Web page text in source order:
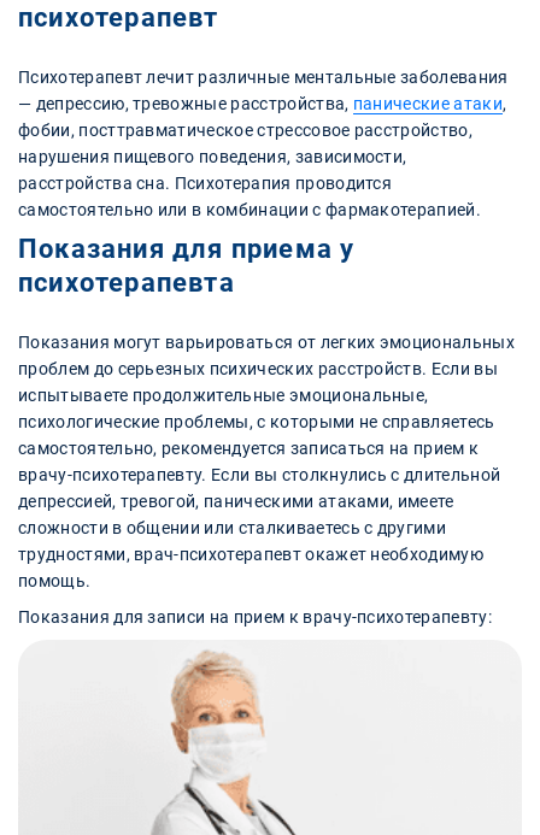
психотерапевт
Психотерапевт лечит различные ментальные заболевания
— депрессию, тревожные расстройства, панические атаки,
фобии, посттравматическое стрессовое расстройство,
нарушения пищевого поведения, зависимости,
расстройства сна. Психотерапия проводится
самостоятельно или в комбинации с фармакотерапией.
Показания для приема у
психотерапевта
Показания могут варьироваться от легких эмоциональных
проблем до серьезных психических расстройств. Если вы
испытываете продолжительные эмоциональные,
психологические проблемы, с которыми не справляетесь
самостоятельно, рекомендуется записаться на прием к
врачу-психотерапевту. Если вы столкнулись с длительной
депрессией, тревогой, паническими атаками, имеете
сложности в общении или сталкиваетесь с другими
трудностями, врач-психотерапевт окажет необходимую
помощь.
Показания для записи на прием к врачу-психотерапевту: